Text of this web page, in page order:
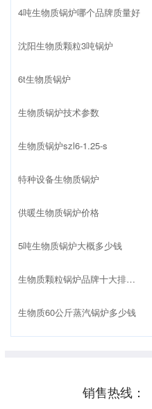
4吨生物质锅炉哪个品牌质量好
沈阳生物质颗粒3吨锅炉
6t生物质锅炉
生物质锅炉技术参数
生物质锅炉szl6-1.25-s
特种设备生物质锅炉
供暖生物质锅炉价格
5吨生物质锅炉大概多少钱
生物质颗粒锅炉品牌十大排名榜
生物质60公斤蒸汽锅炉多少钱
销售热线：